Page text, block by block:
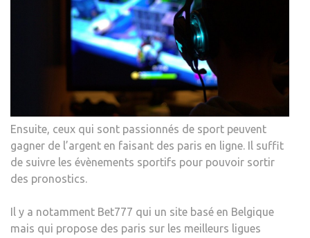
Ensuite, ceux qui sont passionnés de sport peuvent
gagner de l’argent en faisant des paris en ligne. Il suffit
de suivre les évènements sportifs pour pouvoir sortir
des pronostics.
Il y a notamment Bet777 qui un site basé en Belgique
mais qui propose des paris sur les meilleurs ligues